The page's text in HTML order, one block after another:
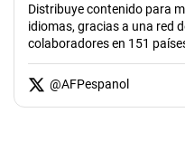
Distribuye contenido para
idiomas, gracias a una red
colaboradores en 151
@AFPespanol